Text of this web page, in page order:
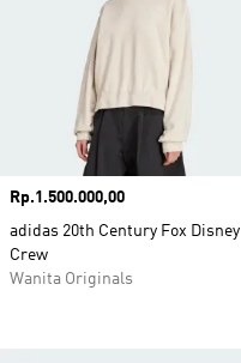
Harga
Rp.1.500.000,00
adidas 20th Century Fox Disney
Crew
Wanita Originals